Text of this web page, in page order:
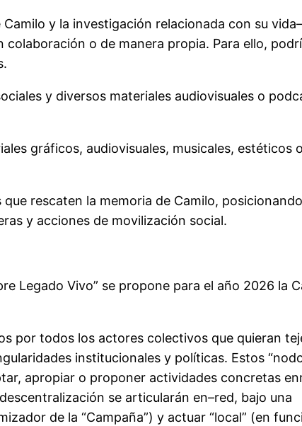
y la investigación relacionada con su
o de manera propia. Para ello,
y diversos materiales audiovisuales o
gráficos, audiovisuales, musicales, estéticos
rescaten la memoria de Camilo,
y acciones de movilización social.
Legado Vivo” se propone para el año 2026 la
por todos los actores colectivos que quieran
institucionales y políticas. Estos
apropiar o proponer actividades concretas
se articularán en–red, bajo una
de la “Campaña”) y actuar “local” (en